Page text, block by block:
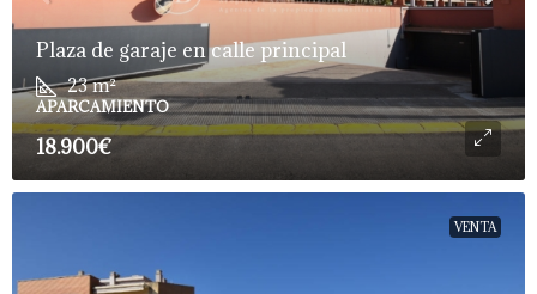
Plaza de garaje en calle principal
23 m²
APARCAMIENTO
18.900€
VENTA